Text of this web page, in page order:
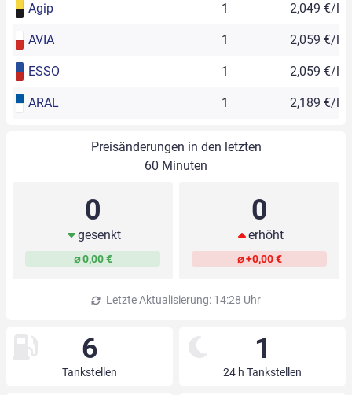
Agip 1 2,049 €/l
AVIA 1 2,059 €/l
ESSO 1 2,059 €/l
ARAL 1 2,189 €/l
Preisänderungen in den letzten
60 Minuten
0
gesenkt
⌀ 0,00 €
0
erhöht
⌀ +0,00 €
Letzte Aktualisierung: 14:28 Uhr
6
Tankstellen
1
24 h Tankstellen